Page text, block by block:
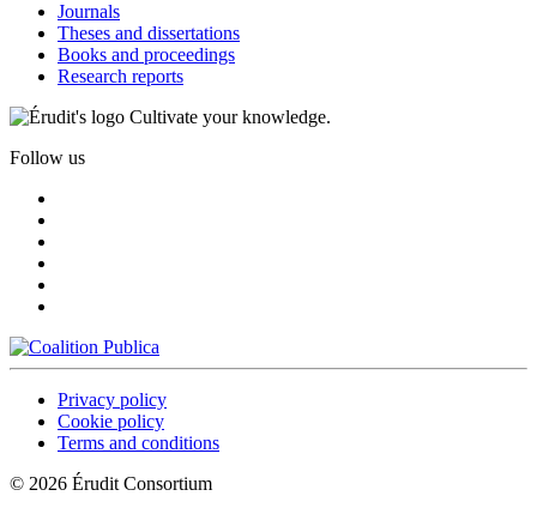
Journals
Theses and dissertations
Books and proceedings
Research reports
Cultivate your knowledge.
Follow us
Privacy policy
Cookie policy
Terms and conditions
© 2026 Érudit Consortium